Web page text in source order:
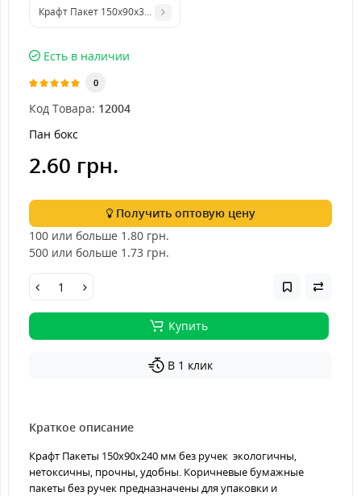
Крафт Пакет 150х90х355 мм без ручек
Есть в наличии
0
Код Товара: 12004
Пан бокс
2.60 грн.
Получить оптовую цену
100 или больше 1.80 грн.
500 или больше 1.73 грн.
Купить
В 1 клик
Краткое описание
Крафт Пакеты 150х90х240 мм без ручек экологичны,
нетоксичны, прочны, удобны. Коричневые бумажные
пакеты без ручек предназначены для упаковки и